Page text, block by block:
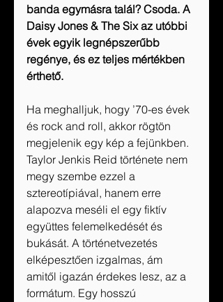
banda egymásra talál? Csoda. A
Daisy Jones & The Six az utóbbi
évek egyik legnépszerűbb
regénye, és ez teljes mértékben
érthető.
Ha meghalljuk, hogy ’70-es évek
és rock and roll, akkor rögtön
megjelenik egy kép a fejünkben.
Taylor Jenkis Reid története nem
megy szembe ezzel a
sztereotípiával, hanem erre
alapozva meséli el egy fiktív
együttes felemelkedését és
bukását. A történetvezetés
elképesztően izgalmas, ám
amitől igazán érdekes lesz, az a
formátum. Egy hosszú